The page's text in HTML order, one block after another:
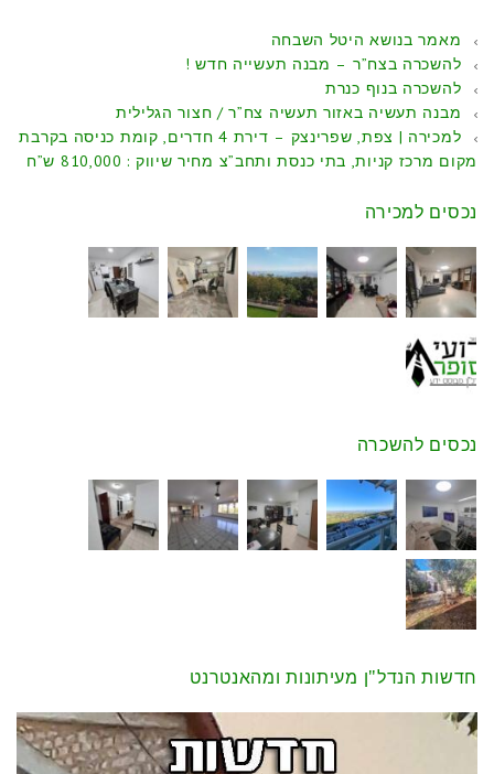
מאמר בנושא היטל השבחה
להשכרה בצח”ר – מבנה תעשייה חדש !
להשכרה בנוף כנרת
מבנה תעשיה באזור תעשיה צח”ר / חצור הגלילית
למכירה | צפת, שפרינצק – דירת 4 חדרים, קומת כניסה בקרבת
מקום מרכז קניות, בתי כנסת ותחב”צ מחיר שיווק : 810,000 ש”ח
נכסים למכירה
נכסים להשכרה
חדשות הנדל"ן מעיתונות ומהאנטרנט